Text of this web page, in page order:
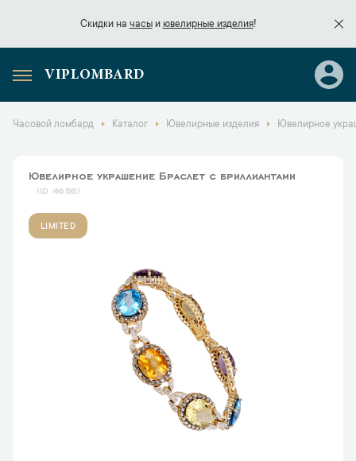
Скидки на часыи ювелирные изделия!
Скидки начасы
VIPLOMBARD
Часовой ломбард Каталог Ювелирные изделия Ювелирное
Ювелирное украшение Браслет с бриллиантами
4656
LIMITED